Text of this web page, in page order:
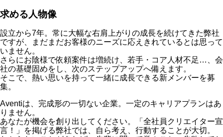
求める人物像
設立から7年。常に大幅な右肩上がりの成長を続けてきた弊社
ですが、まだまだお客様のニーズに応えきれているとは思って
いません。
さらにお陰様で依頼案件は増続け、若手・コア人材不足…、会
社の基礎固めをし、次のステップアップへ備えます。
そこで、熱い思いを持って一緒に成長できる新メンバーを募
集。
Aventiは、完成形の一切ない企業。一定のキャリアプランはあ
りません。
あなたが機会を創り出してください。「全社員クリエイター宣
言！」を掲げる弊社では、自ら考え、行動することが大切。